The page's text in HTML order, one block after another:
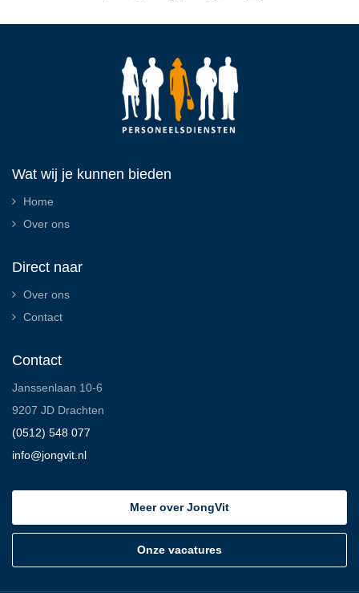
Wat wij je kunnen bieden
Home
Over ons
Direct naar
Over ons
Contact
Contact
Janssenlaan 10-6
9207 JD Drachten
(0512) 548 077
info@jongvit.nl
Meer over JongVit
Onze vacatures